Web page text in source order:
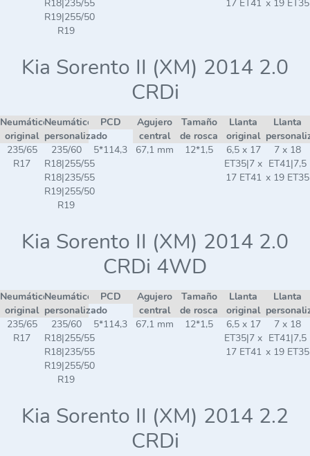
R18|235/55
R19|255/50
R19
17 ET41 x 19 ET35
Kia Sorento II (XM) 2014 2.0
CRDi
Neumático
original
Neumático
personalizado
PCD
Agujero
central
Tamaño
de rosca
Llanta
original
Llanta
235/65
R17
235/60
R18|255/55
R18|235/55
R19|255/50
R19
5*114,3 67,1 mm 12*1,5
6,5 x 17
ET35|7 x
17 ET41
7 x 18
ET41|7,5
x 19 ET35
Kia Sorento II (XM) 2014 2.0
CRDi 4WD
Neumático
original
Neumático
personalizado
PCD
Agujero
central
Tamaño
de rosca
Llanta
original
Llanta
235/65
R17
235/60
R18|255/55
R18|235/55
R19|255/50
R19
5*114,3 67,1 mm 12*1,5
6,5 x 17
ET35|7 x
17 ET41
7 x 18
ET41|7,5
x 19 ET35
Kia Sorento II (XM) 2014 2.2
CRDi